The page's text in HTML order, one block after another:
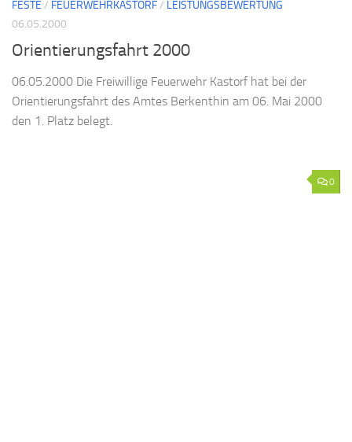
FESTE / FEUERWEHRKASTORF/ LEISTUNGSBEWERTUNG
06.05.2000
Orientierungsfahrt 2000
06.05.2000 Die Freiwillige Feuerwehr Kastorf hat bei der
Orientierungsfahrt des Amtes Berkenthin am 06. Mai 2000
den 1. Platz belegt.
0